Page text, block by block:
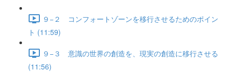
９−２ コンフォートゾーンを移行させるためのポイン
ト (11:59)
９−３ 意識の世界の創造を、現実の創造に移行させる
(11:56)